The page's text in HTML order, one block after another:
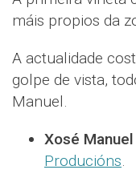
máis propios da
A actualidade
golpe de vista,
Manuel.
Xosé
Producións.